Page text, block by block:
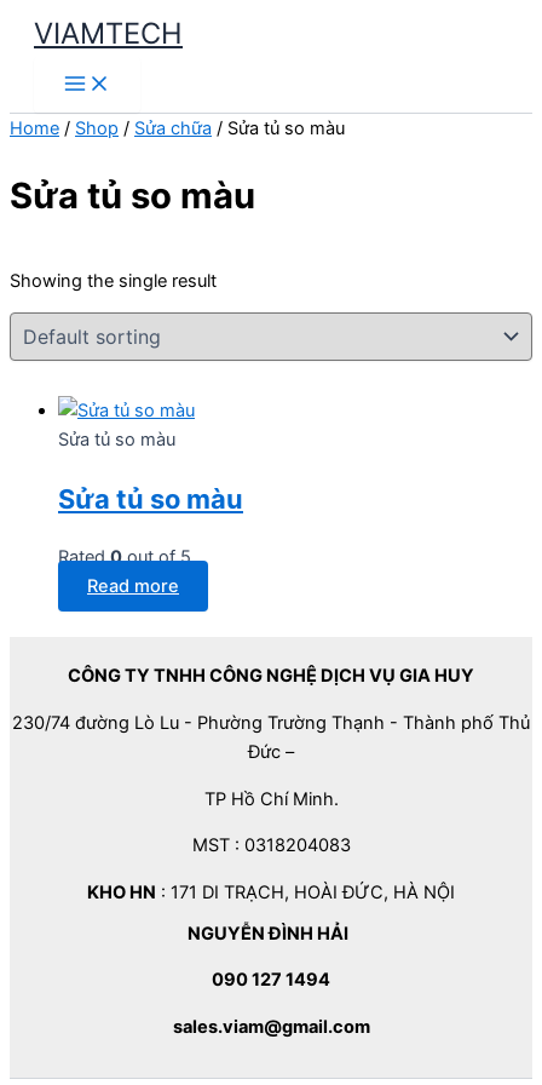
Skip
content
VIAMTECH
Main
Menu
Home / Shop / Sửa chữa / Sửa tủ so màu
Sửa tủ so màu
Showing the single result
Sửa tủ so màu
Sửa tủ so màu
Rated0out of 5
Read more
CÔNG TY TNHH CÔNG NGHỆ DỊCH VỤ GIA HUY
230/74 đường Lò Lu - Phường Trường Thạnh - Thành phố Thủ
Đức –
TP Hồ Chí Minh.
MST : 0318204083
KHO HN : 171 DI TRẠCH, HOÀI ĐỨC, HÀ NỘI
NGUYỄN ĐÌNH HẢI
090 127 1494
sales.viam@gmail.com